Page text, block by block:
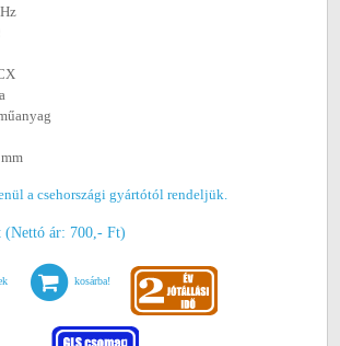
a csehországi gyártótól rendeljük.
ár: 700,- Ft)
kosárba!